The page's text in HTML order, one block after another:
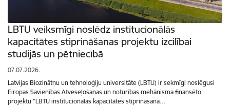
LBTU veiksmīgi noslēdz institucionālās
kapacitātes stiprināšanas projektu izcilībai
studijās un pētniecībā
07.07.2026.
Latvijas Biozinātņu un tehnoloģiju universitāte (LBTU) ir sekmīgi noslēgusi
Eiropas Savienības Atveseļošanas un noturības mehānisma finansēto
projektu "LBTU institucionālās kapacitātes stiprināšana…